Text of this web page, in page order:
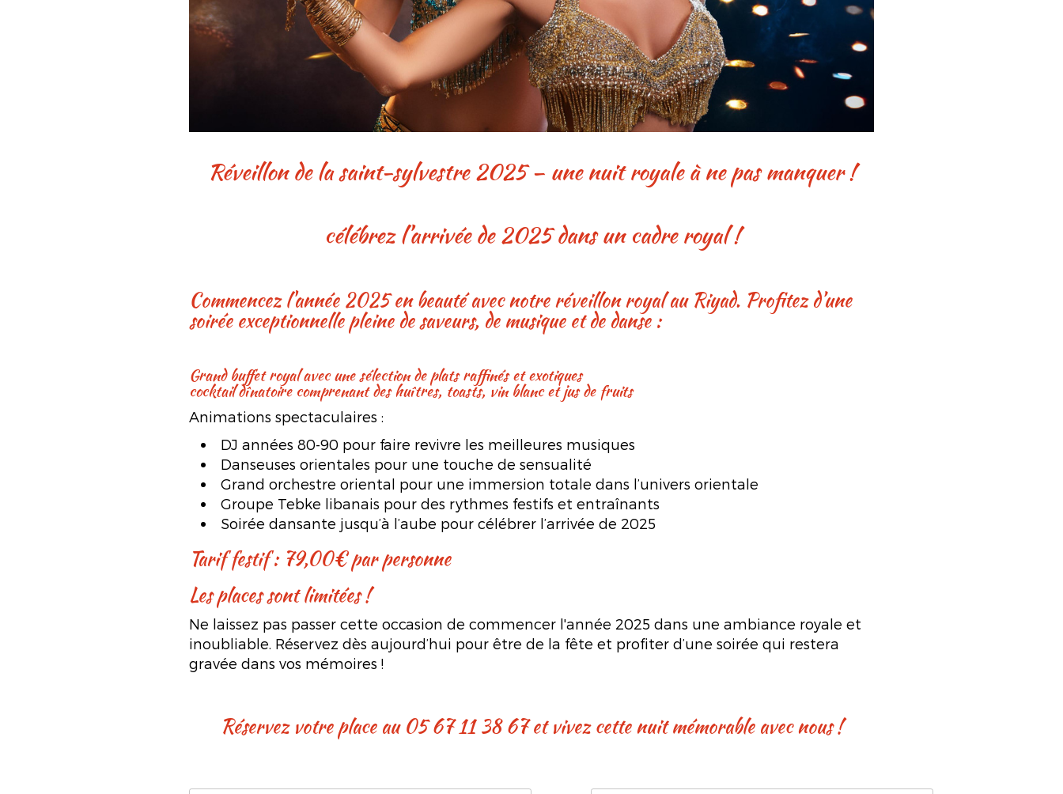
réveillon de la saint-sylvestre 2025 – une nuit royale à ne pas manquer !
célébrez l’arrivée de 2025 dans un cadre royal !
Commencez l'année 2025 en beauté avec notre réveillon royal au Riyad. Profitez d’une
soirée exceptionnelle pleine de saveurs, de musique et de danse :
grand buffet royal avec une sélection de plats raffinés et exotiques
cocktail dînatoire comprenant des huîtres, toasts, vin blanc et jus de fruits
Animations spectaculaires :
DJ années 80-90 pour faire revivre les meilleures musiques
Danseuses orientales pour une touche de sensualité
Grand orchestre oriental pour une immersion totale dans l’univers orientale
Groupe Tebke libanais pour des rythmes festifs et entraînants
Soirée dansante jusqu’à l’aube pour célébrer l’arrivée de 2025
Tarif festif : 79,00€ par personne
Les places sont limitées !
Ne laissez pas passer cette occasion de commencer l'année 2025 dans une ambiance royale et
inoubliable. Réservez dès aujourd’hui pour être de la fête et profiter d’une soirée qui restera
gravée dans vos mémoires !
Réservez votre place au 05 67 11 38 67 et vivez cette nuit mémorable avec nous !